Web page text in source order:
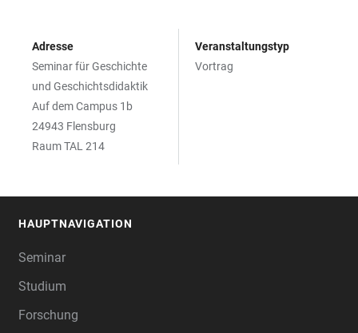
Adresse
Seminar für Geschichte
und Geschichtsdidaktik
Auf dem Campus 1b
24943 Flensburg
Raum TAL 214
Veranstaltungstyp
Vortrag
HAUPTNAVIGATION
Seminar
Studium
Forschung